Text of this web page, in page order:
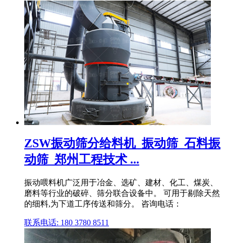
ZSW振动筛分给料机_振动筛_石料振
动筛_郑州工程技术 ...
振动喂料机广泛用于冶金、选矿、建材、化工、煤炭、
磨料等行业的破碎、筛分联合设备中。 可用于剔除天然
的细料,为下道工序传送和筛分。 咨询电话：
联系电话: 180 3780 8511